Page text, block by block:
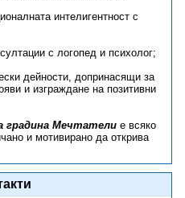
интелигентност с
с логопед и психолог;
дейности, допринасящи за
и изграждане на позитивни
градина Мечтателие всяко
и мотивирано да открива